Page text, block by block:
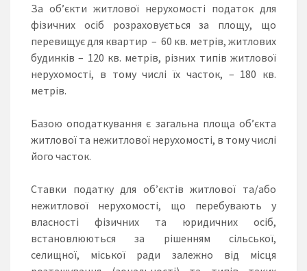
За об’єкти житлової нерухомості податок для
фізичних осіб розраховується за площу, що
перевищує для квартир – 60 кв. метрів, житлових
будинків – 120 кв. метрів, різних типів житлової
нерухомості, в тому числі їх часток, – 180 кв.
метрів.
Базою оподаткування є загальна площа об’єкта
житлової та нежитлової нерухомості, в тому числі
його часток.
Ставки податку для об’єктів житлової та/або
нежитлової нерухомості, що перебувають у
власності фізичних та юридичних осіб,
встановлюються за рішенням сільської,
селищної, міської ради залежно від місця